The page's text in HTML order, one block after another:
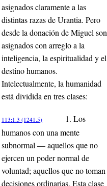
asignados claramente a las
distintas razas de Urantia. Pero
desde la donación de Miguel son
asignados con arreglo a la
inteligencia, la espiritualidad y el
destino humanos.
Intelectualmente, la humanidad
está dividida en tres clases:
113:1.3 (1241.5)
1. Los
humanos con una mente
subnormal — aquellos que no
ejercen un poder normal de
voluntad; aquellos que no toman
decisiones ordinarias. Esta clase